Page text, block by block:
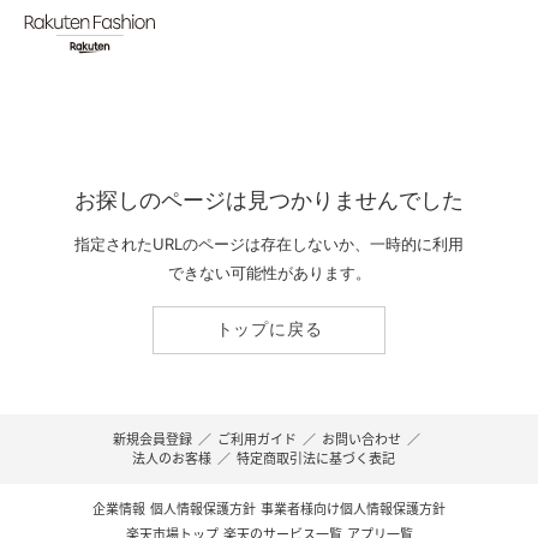
お探しのページは見つかりませんでした
指定されたURLのページは存在しないか、一時的に利用
できない可能性があります。
トップに戻る
新規会員登録 ／ ご利用ガイド ／ お問い合わせ ／
法人のお客様 ／ 特定商取引法に基づく表記
企業情報 個人情報保護方針 事業者様向け個人情報保護方針
楽天市場トップ 楽天のサービス一覧 アプリ一覧